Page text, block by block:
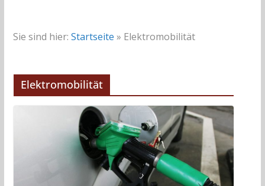
Sie sind hier: Startseite » Elektromobilität
Elektromobilität